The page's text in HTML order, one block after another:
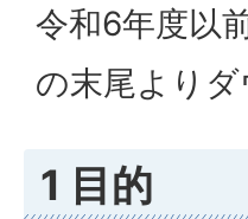
令和6年度以
の末尾より
1 目的